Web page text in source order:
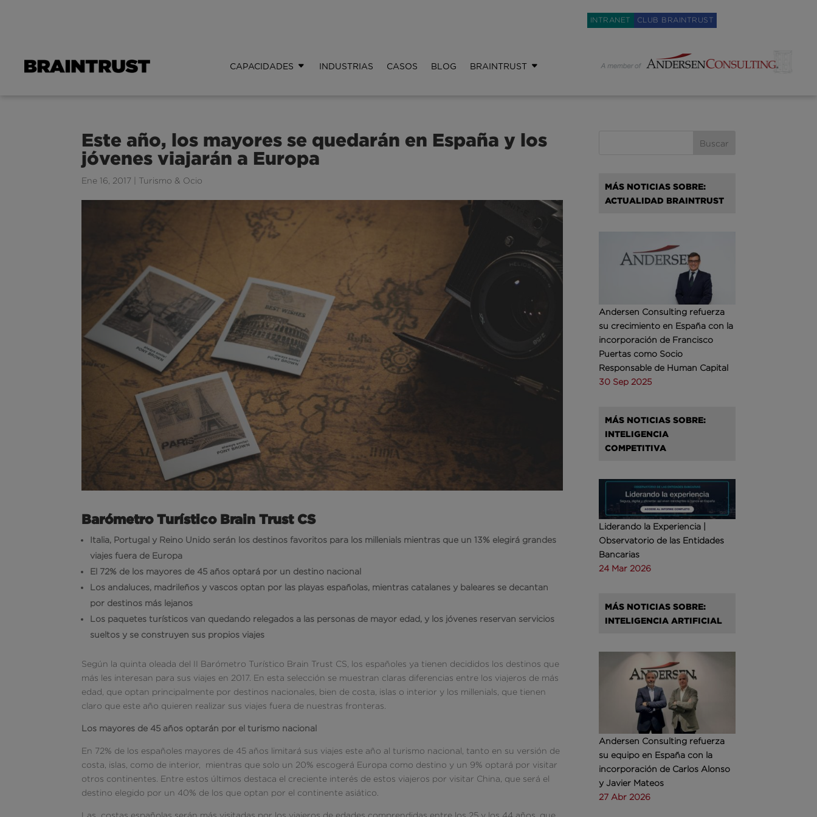
INTRANET CLUB BRAINTRUST
CAPACIDADES INDUSTRIAS CASOS BLOG BRAINTRUST
Este año, los mayores se quedarán en España y los
jóvenes viajarán a Europa
Ene 16, 2017 Turismo & Ocio
Barómetro Turístico Brain Trust CS
Italia, Portugal y Reino Unido serán los destinos favoritos para los millenials mientras que un13% elegirá grandes
viajes fuera de Europa
El 72% de los mayores de 45 años optará por un destino nacional
Los andaluces, madrileños y vascos optan por las playas españolas, mientras catalanes y baleares se decantan
por destinos más lejanos
Los paquetes turísticos van quedando relegados a las personas de mayor edad, y los jóvenes reservan servicios
sueltos y se construyen sus propios viajes
Según la quinta oleada del II Barómetro Turístico Brain Trust CS, los españoles ya tienen decididos los destinos que
más les interesan para sus viajes en 2017. En esta selección se muestran claras diferencias entre los viajeros de más
edad, que optan principalmente por destinos nacionales, bien de costa, islas o interior y los millenials, que tienen
claro que este año quieren realizar sus viajes fuera de nuestras fronteras.
Los mayores de 45 años optarán por el turismo nacional
En 72% de los españoles mayores de 45 años limitará sus viajes este año al turismo nacional, tanto en su versión de
costa, islas, como de interior, mientras que solo un 20% escogerá Europa como destino y un 9% optará por visitar
otros continentes. Entre estos últimos destaca el creciente interés de estos viajeros por visitar China, que será el
destino elegido por un 40% de los que optan por el continente asiático.
Las costas españolas serán más visitadas por los viajeros de edades comprendidas entre los 25 y los 44 años, que
MÁS NOTICIAS SOBRE:
ACTUALIDAD BRAINTRUST
Andersen Consulting refuerza
su crecimiento en España con la
incorporación de Francisco
Puertas como Socio
Responsable de Human Capital
30 Sep 2025
MÁS NOTICIAS SOBRE:
INTELIGENCIA
COMPETITIVA
Liderando la Experiencia |
Observatorio de las Entidades
Bancarias
24 Mar 2026
MÁS NOTICIAS SOBRE:
INTELIGENCIA ARTIFICIAL
Andersen Consulting refuerza
su equipo en España con la
incorporación de Carlos Alonso
y Javier Mateos
27 Abr 2026